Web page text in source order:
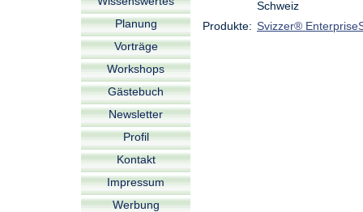
Planung
Vorträge
Workshops
Gästebuch
Newsletter
Profil
Kontakt
Impressum
Werbung
Schweiz
Produkte: Svizzer®